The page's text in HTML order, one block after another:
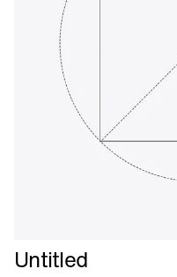
Læs
mere
Untitled